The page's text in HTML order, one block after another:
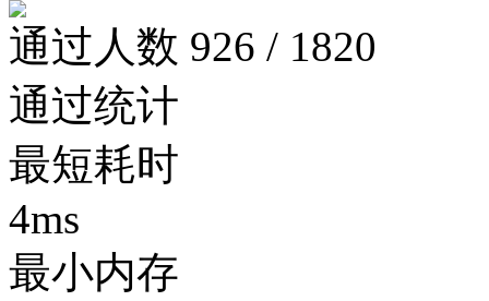
通过人数 926 / 1820
通过统计
最短耗时
4ms
最小内存